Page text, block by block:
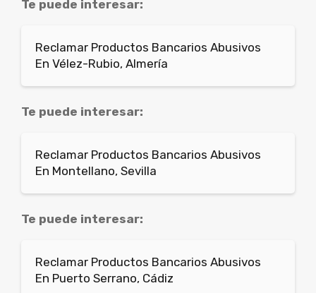
Te puede interesar:
Reclamar Productos Bancarios Abusivos
En Vélez-Rubio, Almería
Te puede interesar:
Reclamar Productos Bancarios Abusivos
En Montellano, Sevilla
Te puede interesar:
Reclamar Productos Bancarios Abusivos
En Puerto Serrano, Cádiz